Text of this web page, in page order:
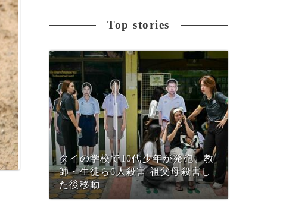
Top stories
タイの学校で10代少年が発砲、教
師・生徒ら6人殺害 祖父母殺害し
た後移動